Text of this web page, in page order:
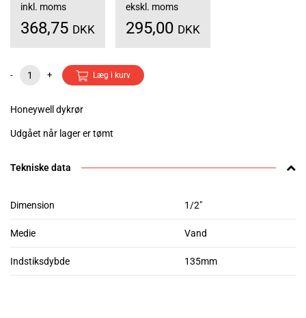
inkl. moms
368,75 DKK
ekskl. moms
295,00 DKK
- + Læg i kurv
Honeywell dykrør
Udgået når lager er tømt
Tekniske data
Dimension 1/2"
Medie Vand
Indstiksdybde 135mm